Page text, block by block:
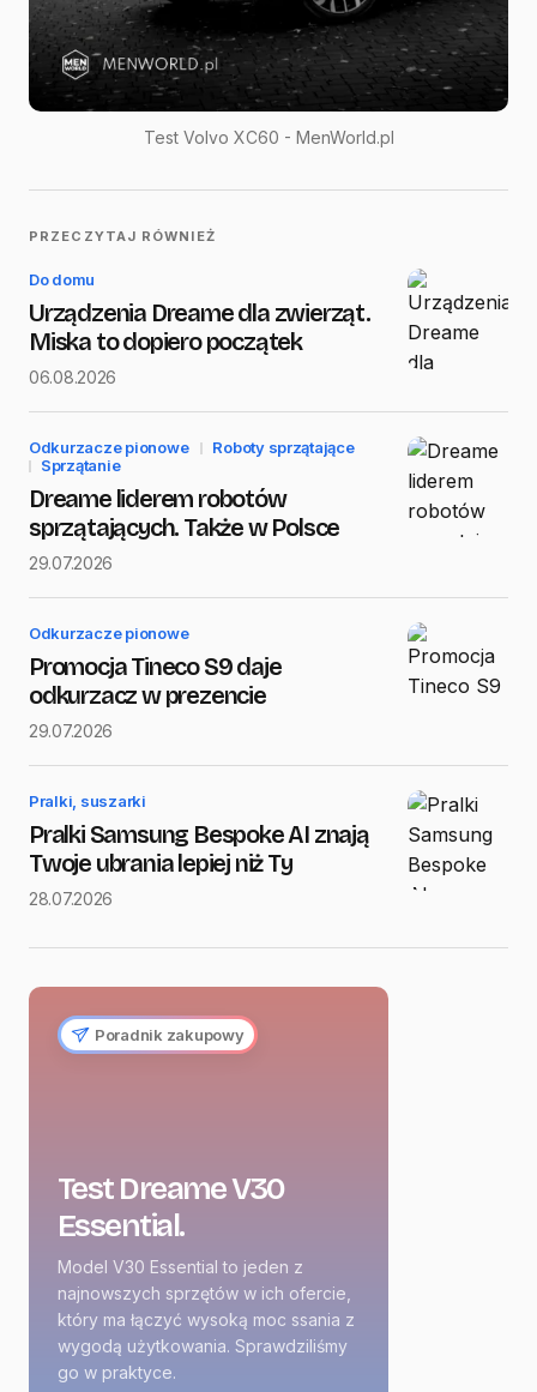
time I comment.
Submit Comment
Test Volvo XC60 - MenWorld.pl
PRZECZYTAJ RÓWNIEŻ
Do domu
Urządzenia Dreame dla zwierząt.
Miska to dopiero początek
06.08.2026
Odkurzacze pionowe
Roboty sprzątające
Sprzątanie
Dreame liderem robotów
sprzątających. Także w Polsce
29.07.2026
Odkurzacze pionowe
Promocja Tineco S9 daje
odkurzacz w prezencie
29.07.2026
Pralki, suszarki
Pralki Samsung Bespoke AI znają
Twoje ubrania lepiej niż Ty
28.07.2026
Poradnik zakupowy
Test Dreame V30
Essential.
Model V30 Essential to jeden z
najnowszych sprzętów w ich ofercie,
który ma łączyć wysoką moc ssania z
wygodą użytkowania. Sprawdziliśmy
go w praktyce.